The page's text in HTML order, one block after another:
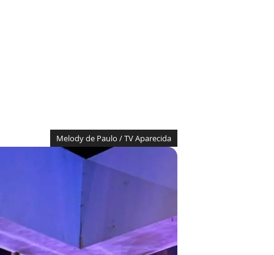
Melody de Paulo / TV Aparecida